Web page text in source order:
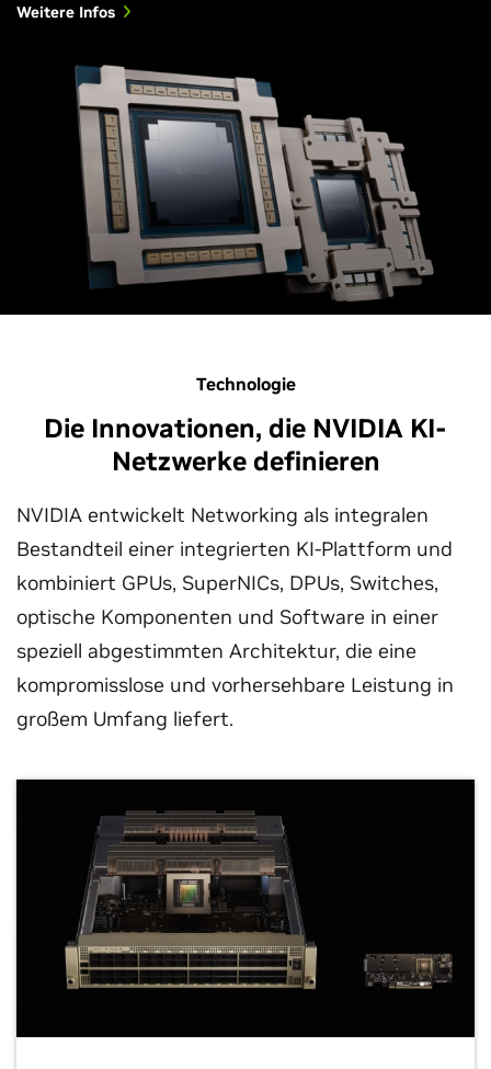
Weitere Infos
Technologie
Die Innovationen, die NVIDIA KI-
Netzwerke definieren
NVIDIA entwickelt Networking als integralen
Bestandteil einer integrierten KI-Plattform und
kombiniert GPUs, SuperNICs, DPUs, Switches,
optische Komponenten und Software in einer
speziell abgestimmten Architektur, die eine
kompromisslose und vorhersehbare Leistung in
großem Umfang liefert.